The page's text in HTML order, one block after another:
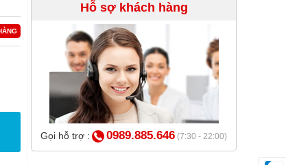
Hỗ sợ khách hàng
Gọi hỗ trợ : 0989.885.646 (7:30 - 22:00)